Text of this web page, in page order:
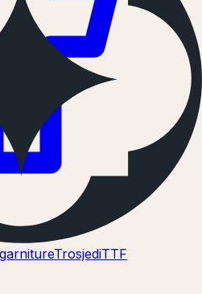
TrosjediTTF